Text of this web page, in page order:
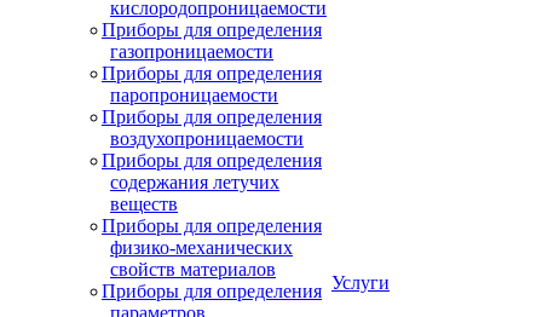
кислородопроницаемости
Приборы для определения
газопроницаемости
Приборы для определения
паропроницаемости
Приборы для определения
воздухопроницаемости
Приборы для определения
содержания летучих
веществ
Приборы для определения
физико-механических
свойств материалов
Приборы для определения
параметров
Услуги